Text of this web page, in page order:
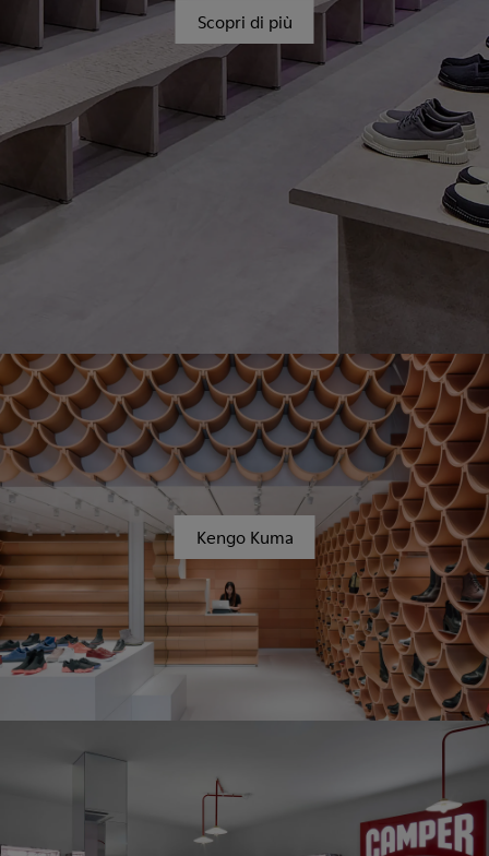
Scopri di più
Kengo Kuma